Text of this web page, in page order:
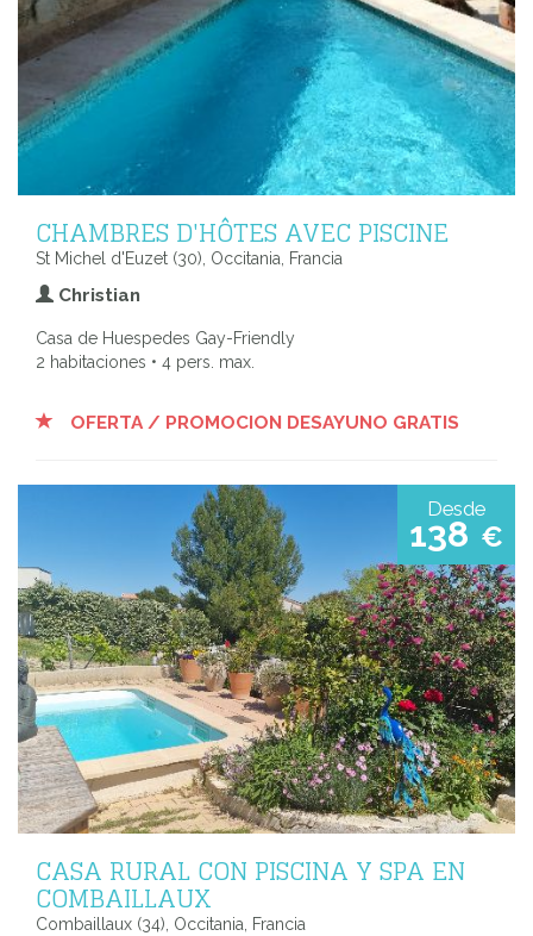
CHAMBRES D'HÔTES AVEC PISCINE
St Michel d'Euzet (30), Occitania, Francia
Christian
Casa de Huespedes Gay-Friendly
2 habitaciones • 4 pers. max.
OFERTA / PROMOCION DESAYUNO GRATIS
Desde
138 €
CASA RURAL CON PISCINA Y SPA EN
COMBAILLAUX
Combaillaux (34), Occitania, Francia